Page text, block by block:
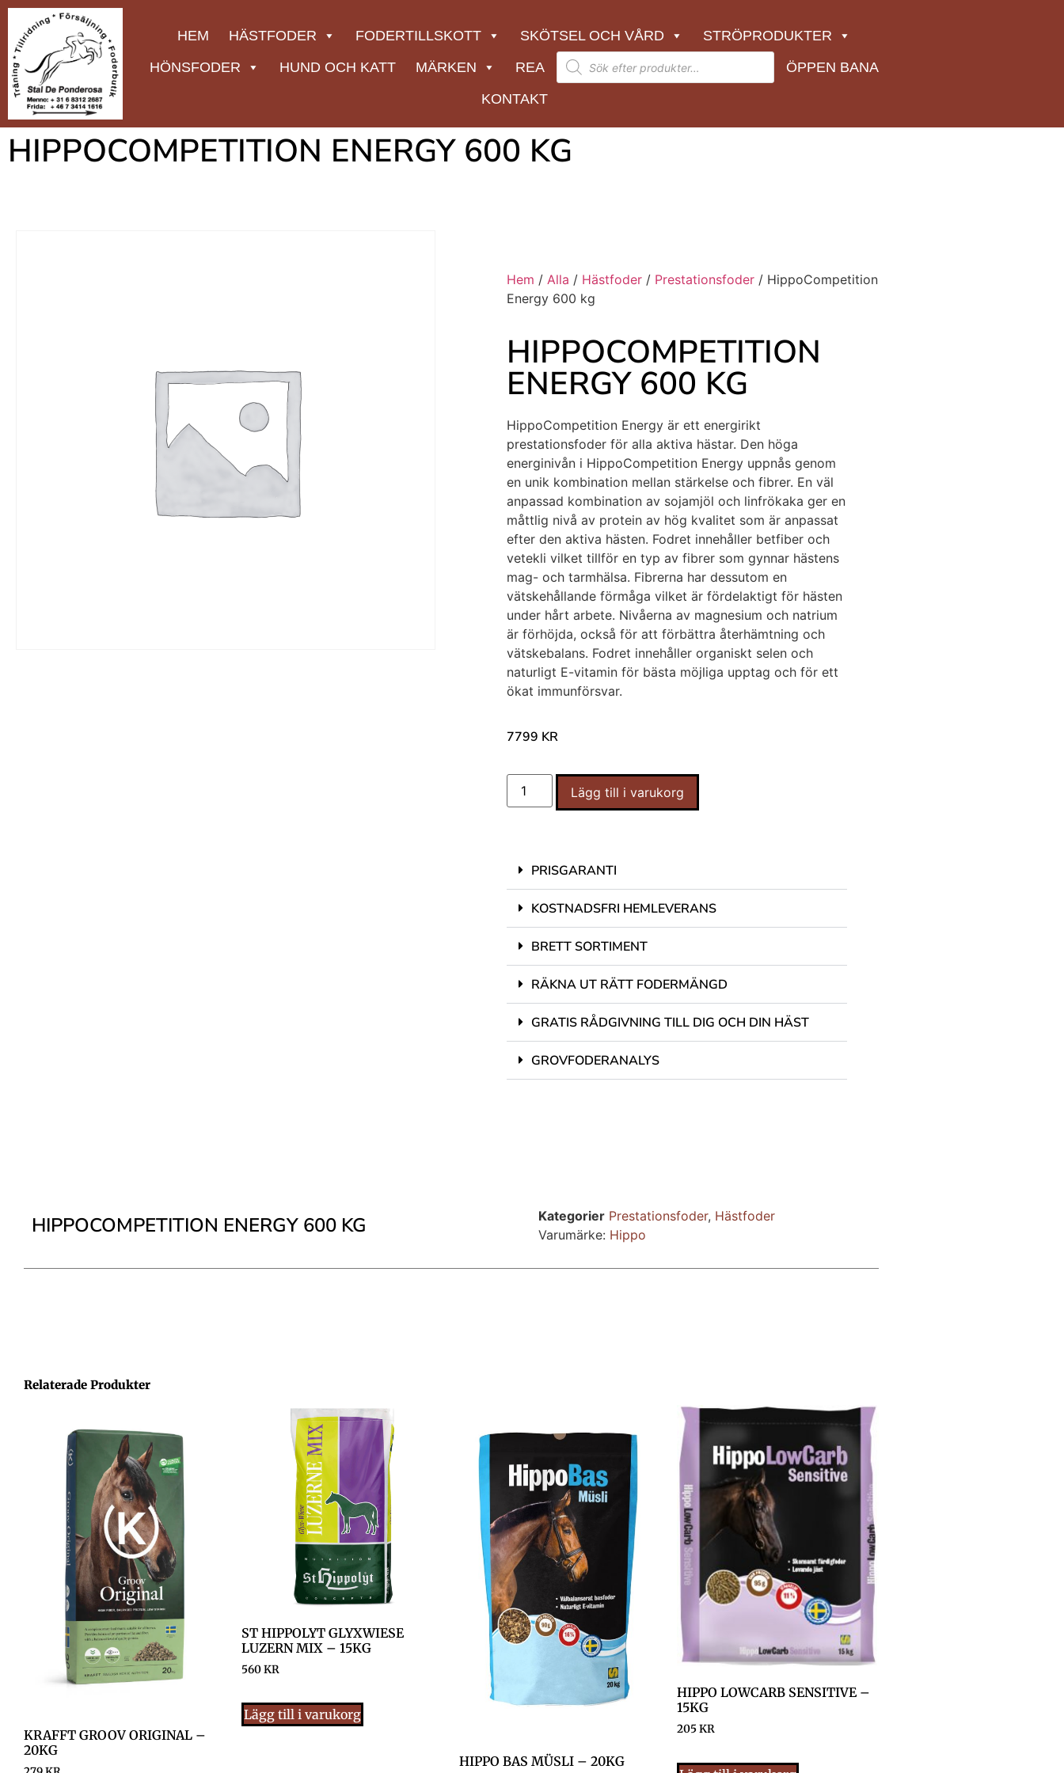
HEM HÄSTFODER FODERTILLSKOTT SKÖTSEL OCH VÅRD
STRÖPRODUKTER
HÖNSFODER
HUND OCH KATT MÄRKEN REA
ÖPPEN BANA
KONTAKT
HIPPOCOMPETITION ENERGY 600 KG
Hem / Alla / Hästfoder / Prestationsfoder / HippoCompetition
Energy 600 kg
HIPPOCOMPETITION
ENERGY 600 KG
HippoCompetition Energy är ett energirikt
prestationsfoder för alla aktiva hästar. Den höga
energinivån i HippoCompetition Energy uppnås genom
en unik kombination mellan stärkelse och fibrer. En väl
anpassad kombination av sojamjöl och linfrökaka ger en
måttlig nivå av protein av hög kvalitet som är anpassat
efter den aktiva hästen. Fodret innehåller betfiber och
vetekli vilket tillför en typ av fibrer som gynnar hästens
mag- och tarmhälsa. Fibrerna har dessutom en
vätskehållande förmåga vilket är fördelaktigt för hästen
under hårt arbete. Nivåerna av magnesium och natrium
är förhöjda, också för att förbättra återhämtning och
vätskebalans. Fodret innehåller organiskt selen och
naturligt E-vitamin för bästa möjliga upptag och för ett
ökat immunförsvar.
7799 KR
Lägg till i varukorg
PRISGARANTI
KOSTNADSFRI HEMLEVERANS
BRETT SORTIMENT
RÄKNA UT RÄTT FODERMÄNGD
GRATIS RÅDGIVNING TILL DIG OCH DIN HÄST
GROVFODERANALYS
HIPPOCOMPETITION ENERGY 600 KG Kategorier Prestationsfoder, Hästfoder
Varumärke: Hippo
Relaterade Produkter
KRAFFT GROOV ORIGINAL –
20KG
ST HIPPOLYT GLYXWIESE
LUZERN MIX – 15KG
560KR
Lägg till i varukorg
HIPPO BAS MÜSLI – 20KG
HIPPO LOWCARB SENSITIVE –
15KG
205KR